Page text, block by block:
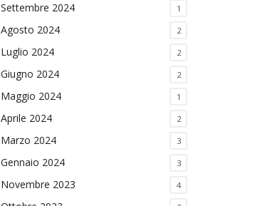
Settembre 2024 1
Agosto 2024 2
Luglio 2024 2
Giugno 2024 2
Maggio 2024 1
Aprile 2024 2
Marzo 2024 3
Gennaio 2024 3
Novembre 2023 4